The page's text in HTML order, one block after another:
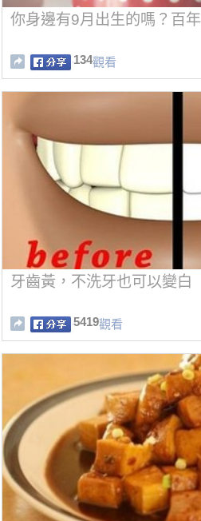
你身邊有9月出生的嗎？百
134觀看
牙齒黃，不洗牙也可以變白
5419觀看